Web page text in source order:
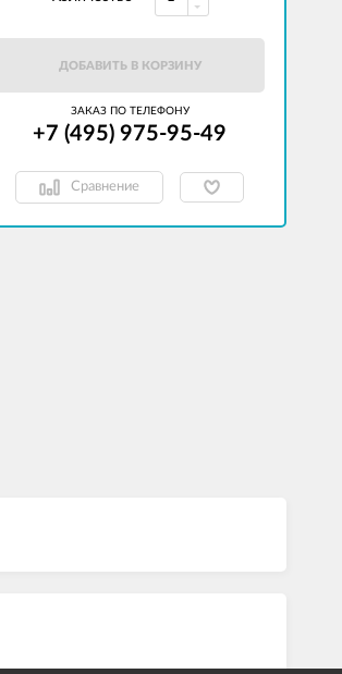
ДОБАВИТЬ В КОРЗИНУ
ЗАКАЗ ПО ТЕЛЕФОНУ
+7 (495) 975-95-49
Сравнение